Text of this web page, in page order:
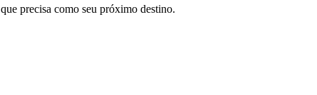
precisa como seu próximo destino.